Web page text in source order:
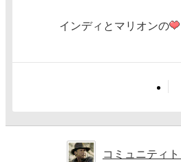
インディとマリオンの
コミュニティ